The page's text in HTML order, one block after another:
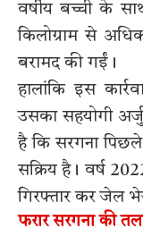
वर्षीय बच्ची के
किलोग्राम से
बरामद की गईं।
हालांकि इस
उसका सहयोगी
है कि सरगना
सक्रिय है। वर्ष
गिरफ्तार कर जेल
फरार सरगना की